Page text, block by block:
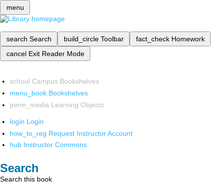
menu
search Search build_circle Toolbar fact_check Homework
cancel Exit Reader Mode
school Campus Bookshelves
menu_book Bookshelves
perm_media Learning Objects
login Login
how_to_reg Request Instructor Account
hub Instructor Commons
Search
Search this book